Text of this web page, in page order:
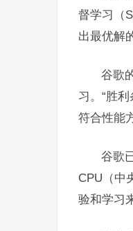
督学习（
出最优解
谷歌
习。“胜
符合性能
谷歌
CPU（中
验和学习